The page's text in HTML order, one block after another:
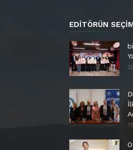
EDITÖRÜN